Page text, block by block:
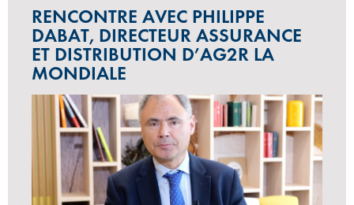
RENCONTRE AVEC PHILIPPE
DABAT, DIRECTEUR ASSURANCE
ET DISTRIBUTION D’AG2R LA
MONDIALE